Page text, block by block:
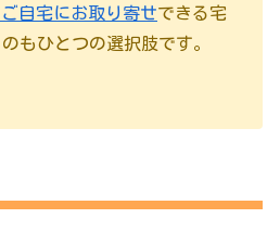
自宅にお取り寄せできる宅
もひとつの選択肢です。